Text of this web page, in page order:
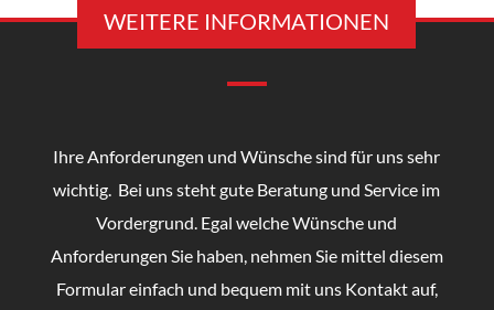
WEITERE INFORMATIONEN
Ihre Anforderungen und Wünsche sind für uns sehr
wichtig. Bei uns steht gute Beratung und Service im
Vordergrund. Egal welche Wünsche und
Anforderungen Sie haben, nehmen Sie mittel diesem
Formular einfach und bequem mit uns Kontakt auf,